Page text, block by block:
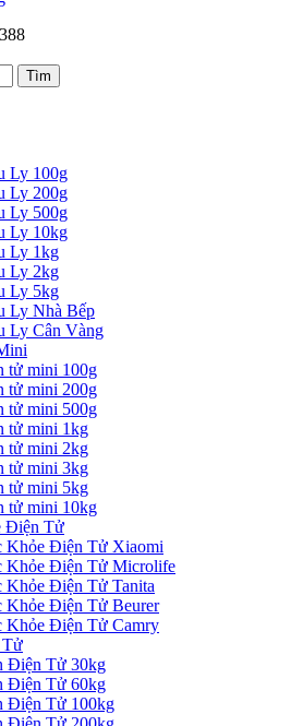
Ly 100g
Ly 200g
Ly 500g
Ly 10kg
Ly 1kg
Ly 2kg
Ly 5kg
Ly Nhà Bếp
Ly Cân Vàng
tử mini 100g
tử mini 200g
tử mini 500g
tử mini 1kg
tử mini 2kg
tử mini 3kg
tử mini 5kg
tử mini 10kg
Điện Tử
Khỏe Điện Tử Xiaomi
Khỏe Điện Tử Microlife
Khỏe Điện Tử Tanita
Khỏe Điện Tử Beurer
Khỏe Điện Tử Camry
Tử
Điện Tử 30kg
Điện Tử 60kg
Điện Tử 100kg